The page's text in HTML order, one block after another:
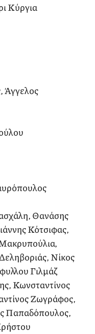
Κύργια
Άγγελος
Θανάσης
Κότσιφας,
Νίκος
Γιλμάζ
Κωνσταντίνος
Ζωγράφος,
Παπαδόπουλος,